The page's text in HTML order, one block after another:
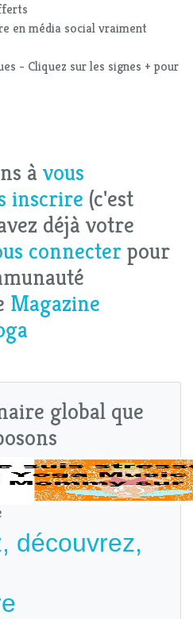
en média social vraiment
- Cliquez sur les signes + pour
à vous
inscrire (c'est
déjà votre
connecter pour
Magazine
global que
découvrez,